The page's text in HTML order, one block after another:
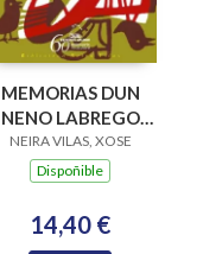
MEMORIAS DUN
NENO LABREGO
(B.N.VILAS)
NEIRA VILAS, XOSE
Dispoñible
14,40 €